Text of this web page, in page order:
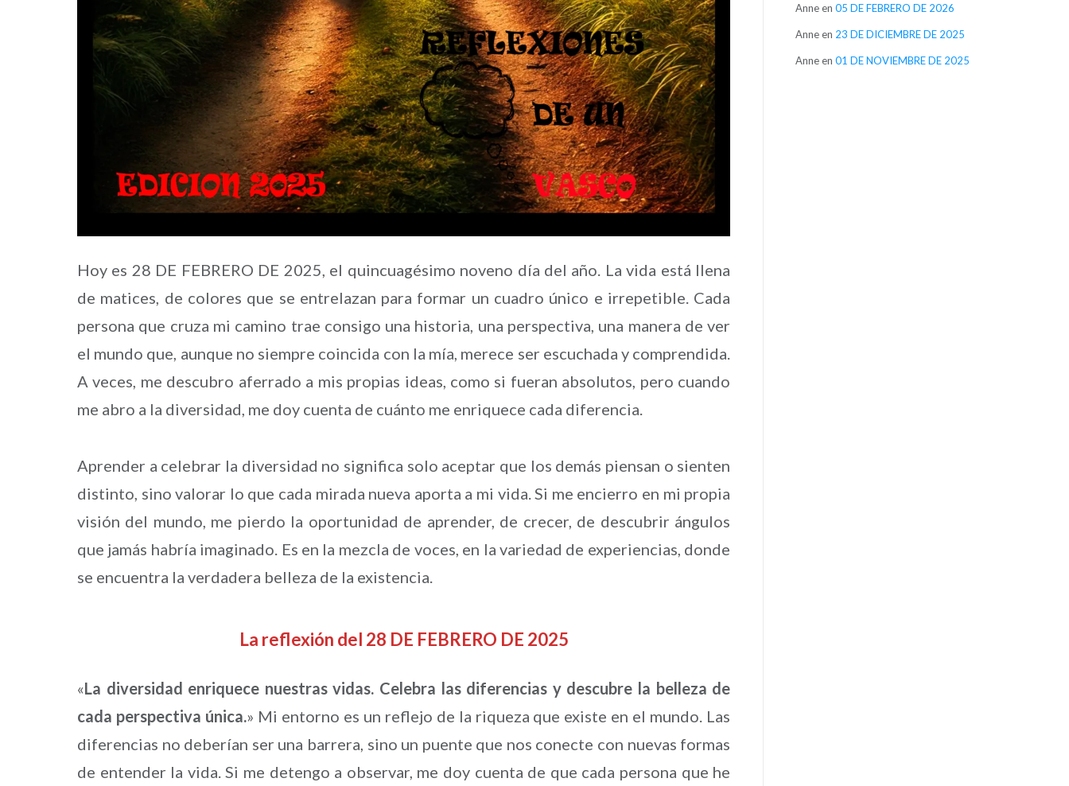
Hoy es 28 DE FEBRERO DE 2025, el quincuagésimo noveno día del año. La vida está llena
de matices, de colores que se entrelazan para formar un cuadro único e irrepetible. Cada
persona que cruza mi camino trae consigo una historia, una perspectiva, una manera de ver
el mundo que, aunque no siempre coincida con la mía, merece ser escuchada y comprendida.
A veces, me descubro aferrado a mis propias ideas, como si fueran absolutos, pero cuando
me abro a la diversidad, me doy cuenta de cuánto me enriquece cada diferencia.
Aprender a celebrar la diversidad no significa solo aceptar que los demás piensan o sienten
distinto, sino valorar lo que cada mirada nueva aporta a mi vida. Si me encierro en mi propia
visión del mundo, me pierdo la oportunidad de aprender, de crecer, de descubrir ángulos
que jamás habría imaginado. Es en la mezcla de voces, en la variedad de experiencias, donde
se encuentra la verdadera belleza de la existencia.
La reflexión del 28 DE FEBRERO DE 2025
«La diversidad enriquece nuestras vidas. Celebra las diferencias y descubre la belleza de
cada perspectiva única.» Mi entorno es un reflejo de la riqueza que existe en el mundo. Las
diferencias no deberían ser una barrera, sino un puente que nos conecte con nuevas formas
de entender la vida. Si me detengo a observar, me doy cuenta de que cada persona que he
Anneen 05 DE FEBRERO DE 2026
Anneen 23 DE DICIEMBRE DE 2025
Anneen 01 DE NOVIEMBRE DE 2025